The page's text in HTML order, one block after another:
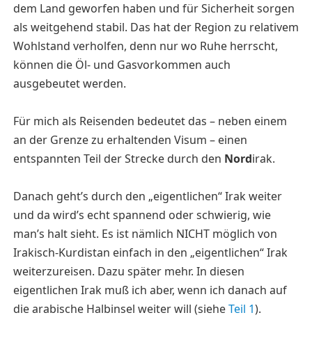
dem Land geworfen haben und für Sicherheit sorgen
als weitgehend stabil. Das hat der Region zu relativem
Wohlstand verholfen, denn nur wo Ruhe herrscht,
können die Öl- und Gasvorkommen auch
ausgebeutet werden.
Für mich als Reisenden bedeutet das – neben einem
an der Grenze zu erhaltenden Visum – einen
entspannten Teil der Strecke durch den Nordirak.
Danach geht’s durch den „eigentlichen“ Irak weiter
und da wird’s echt spannend oder schwierig, wie
man’s halt sieht. Es ist nämlich NICHT möglich von
Irakisch-Kurdistan einfach in den „eigentlichen“ Irak
weiterzureisen. Dazu später mehr. In diesen
eigentlichen Irak muß ich aber, wenn ich danach auf
die arabische Halbinsel weiter will (sieheTeil 1).